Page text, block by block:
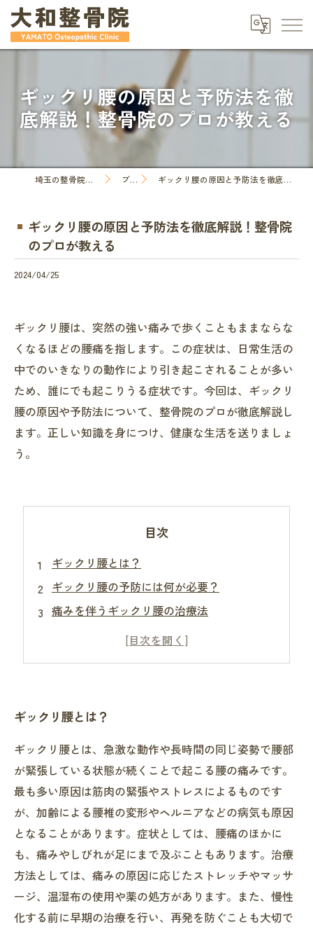
ギックリ腰の原因と予防法を徹
底解説！整骨院のプロが教える
埼玉の整骨院なら大和整骨院 ブログ ギックリ腰の原因と予防法を徹底解説！整骨院のプロが教える
ギックリ腰の原因と予防法を徹底解説！整骨院
のプロが教える
2024/04/25
ギックリ腰は、突然の強い痛みで歩くこともままならな
くなるほどの腰痛を指します。この症状は、日常生活の
中でのいきなりの動作により引き起こされることが多い
ため、誰にでも起こりうる症状です。今回は、ギックリ
腰の原因や予防法について、整骨院のプロが徹底解説し
ます。正しい知識を身につけ、健康な生活を送りましょ
う。
目次
ギックリ腰とは？
ギックリ腰の予防には何が必要？
痛みを伴うギックリ腰の治療法
自宅でできるギックリ腰のセルフマッサージ
ギックリ腰とは？
ギックリ腰とは、急激な動作や長時間の同じ姿勢で腰部
が緊張している状態が続くことで起こる腰の痛みです。
最も多い原因は筋肉の緊張やストレスによるものです
が、加齢による腰椎の変形やヘルニアなどの病気も原因
となることがあります。症状としては、腰痛のほかに
も、痛みやしびれが足にまで及ぶこともあります。治療
方法としては、痛みの原因に応じたストレッチやマッサ
ージ、温湿布の使用や薬の処方があります。また、慢性
化する前に早期の治療を行い、再発を防ぐことも大切で